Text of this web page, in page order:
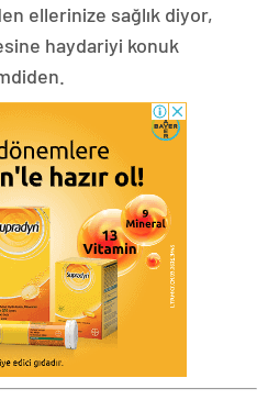
ellerinize sağlık diyor,
haydariyi konuk